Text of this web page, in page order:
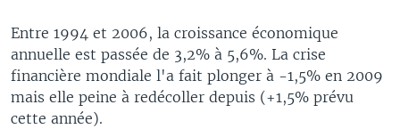
Entre 1994 et 2006, la croissance économique
annuelle est passée de 3,2% à 5,6%. La crise
financière mondiale l'a fait plonger à -1,5% en 2009
mais elle peine à redécoller depuis (+1,5% prévu
cette année).